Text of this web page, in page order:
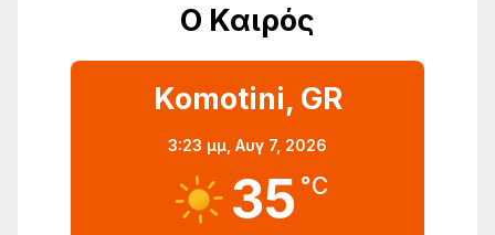
Ο Καιρός
Komotini, GR
3:23 μμ, Αυγ 7, 2026
35 °C